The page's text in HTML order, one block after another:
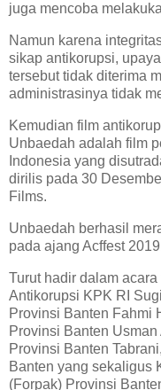
juga mencoba
Namun karena
sikap antikorupsi,
tersebut tidak diterima
administrasinya tidak
Kemudian film
Unbaedah adalah film
Indonesia yang
dirilis pada 30
Films.
Unbaedah berhasil
pada ajang Acffest
Turut hadir dalam
Antikorupsi KPK RI
Provinsi Banten Fahmi
Provinsi Banten
Provinsi Banten
Banten yang sekaligus
(Forpak) Provinsi